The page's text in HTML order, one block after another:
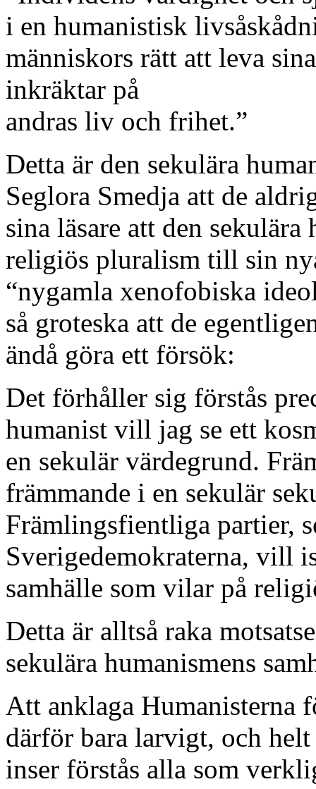
i en humanistisk
människors rätt att leva
inkräktar på
andras liv och frihet.”
Detta är den sekulära
Seglora Smedja att de
sina läsare att den
religiös pluralism till sin
“nygamla xenofobiska
så groteska att de
ändå göra ett försök:
Det förhåller sig förstås
humanist vill jag se ett
en sekulär värdegrund.
främmande i en sekulär
Främlingsfientliga partier,
Sverigedemokraterna, vill
samhälle som vilar på
Detta är alltså raka
sekulära humanismens
Att anklaga Humanisterna
därför bara larvigt, och
inser förstås alla som